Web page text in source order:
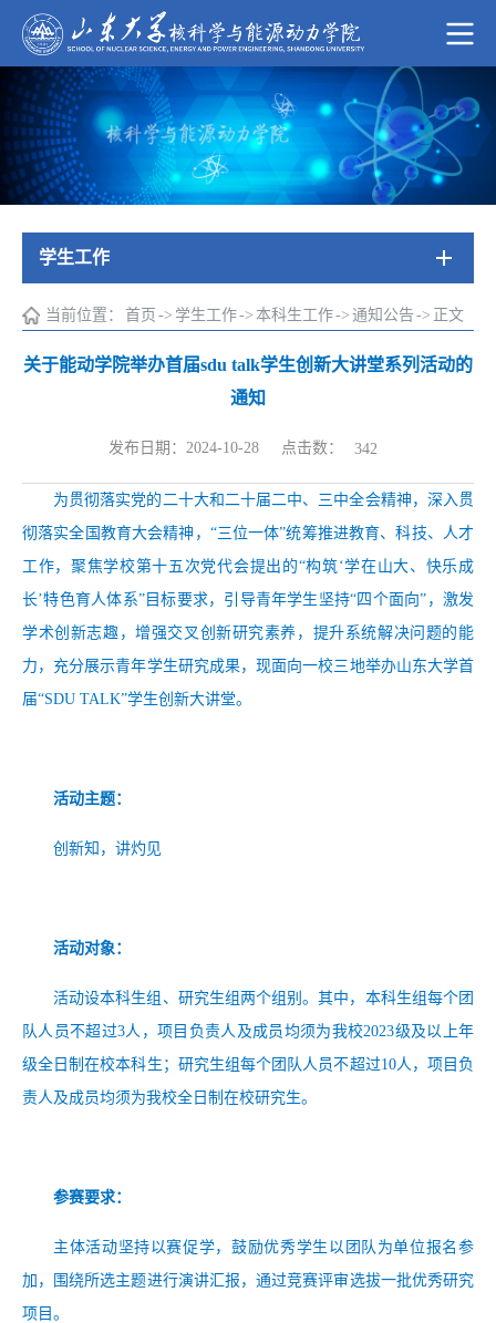
学生工作
当前位置： 首页 -> 学生工作-> 本科生工作-> 通知公告 -> 正文
关于能动学院举办首届sdu talk学生创新大讲堂系列活动的
通知
发布日期：2024-10-28 点击数： 342
为贯彻落实党的二十大和二十届二中、三中全会精神，深入贯
彻落实全国教育大会精神， “三位一体”统筹推进教育、科技、人才
工作，聚焦学校第十五次党代会提出的“构筑‘学在山大、快乐成
长’特色育人体系”目标要求，引导青年学生坚持“四个面向”，激发
学术创新志趣，增强交叉创新研究素养，提升系统解决问题的能
力，充分展示青年学生研究成果，现面向一校三地举办山东大学首
届“SDU TALK”学生创新大讲堂。
活动主题：
创新知，讲灼见
活动对象：
活动设本科生组、研究生组两个组别。其中，本科生组每个团
队人员不超过3人，项目负责人及成员均须为我校2023级及以上年
级全日制在校本科生；研究生组每个团队人员不超过10人，项目负
责人及成员均须为我校全日制在校研究生。
参赛要求：
主体活动坚持以赛促学，鼓励优秀学生以团队为单位报名参
加，围绕所选主题进行演讲汇报，通过竞赛评审选拔一批优秀研究
项目。